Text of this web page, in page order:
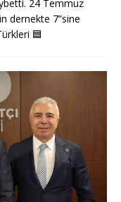
24 Temmuz
dernekte 7”sine
🟦